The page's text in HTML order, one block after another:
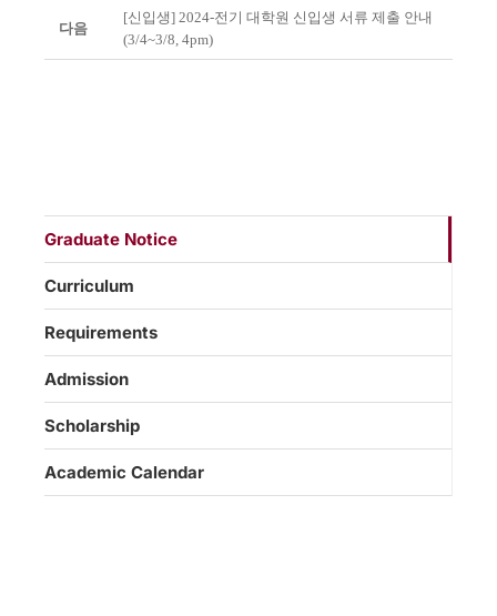
다음
[신입생] 2024-전기 대학원 신입생 서류 제출 안내
(3/4~3/8, 4pm)
Graduate Notice
Curriculum
Requirements
Admission
Scholarship
Academic Calendar